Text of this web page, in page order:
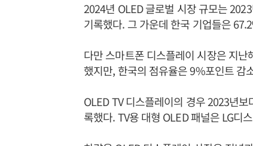
2024년 OLED 글로벌 시장 규모는
기록했다. 그 가운데 한국 기업들은
다만 스마트폰 디스플레이 시장은 지
했지만, 한국의 점유율은 9%포인트 감
OLED TV 디스플레이의 경우 2023년
록했다. TV용 대형 OLED 패널은 LG디